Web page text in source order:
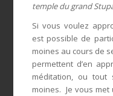
temple du grand
Si vous voulez
est possible de
moines au cours de
permettent d’en
méditation, ou tout
moines. Je vous